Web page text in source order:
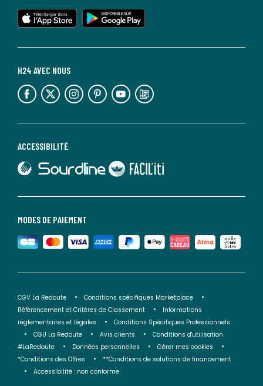
MODES DE PAIEMENT
ACCESSIBILITÉ
lien vers Sourdline
lien vers Faciliti
H24 AVEC NOUS
lien vers l'espace réseaux sociaux lien vers l'espace réseaux sociaux lien vers l'espace réseaux sociaux lien vers l'espace réseaux sociaux lien vers l'espace réseaux sociaux lien vers le blog la redoute
lien vers l'app store
lien vers google play
CGV La Redoute
Conditions spécifiques Marketplace
Référencement et Critères de Classement
Informations
réglementaires et légales
Conditions Spécifiques Professionnels
CGU La Redoute
Avis clients
Conditions d'utilisation
#LaRedoute
Données personnelles
Gérer mes cookies
*Conditions des Offres
**Conditions de solutions de financement
Accessibilité : non conforme